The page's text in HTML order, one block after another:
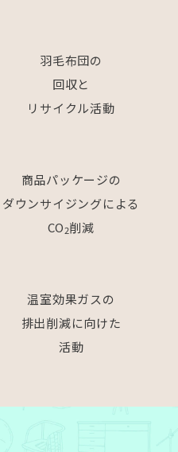
羽毛布団の
回収と
リサイクル活動
商品パッケージの
ダウンサイジングによる
CO2削減
温室効果ガスの
排出削減に向けた
活動